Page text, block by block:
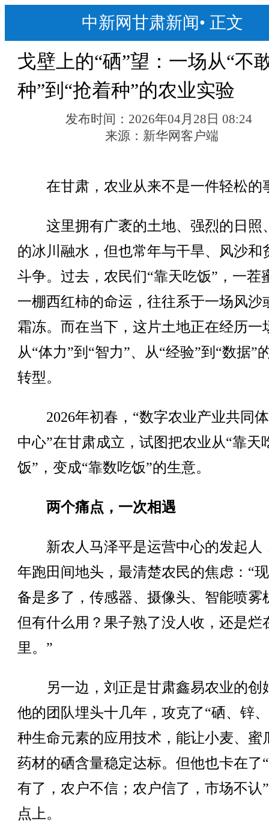
中新网甘肃新闻• 正文
戈壁上的“硒”望：一场从“不
种”到“抢着种”的农业实验
发布时间： 2026年04月28日 08:24
来源： 新华网客户端
在甘肃，农业从来不是一件轻松的
这里拥有广袤的土地、强烈的日照
的冰川融水，但也常年与干旱、风沙和
斗争。过去，农民们“靠天吃饭”，一茬
一棚西红柿的命运，往往系于一场风沙
霜冻。而在当下，这片土地正在经历一
从“体力”到“智力”、从“经验”到“数据”
转型。
2026年初春，“数字农业产业共同
中心”在甘肃成立，试图把农业从“靠天
饭”，变成“靠数吃饭”的生意。
两个痛点，一次相遇
新农人马泽平是运营中心的发起人
年跑田间地头，最清楚农民的焦虑：“
备是多了，传感器、摄像头、智能喷
但有什么用？果子熟了没人收，还是烂
里。”
另一边，刘正是甘肃鑫易农业的创
他的团队埋头十几年，攻克了“硒、锌
种生命元素的应用技术，能让小麦、蜜
药材的硒含量稳定达标。但他也卡在了
有了，农户不信；农户信了，市场不认
点上。